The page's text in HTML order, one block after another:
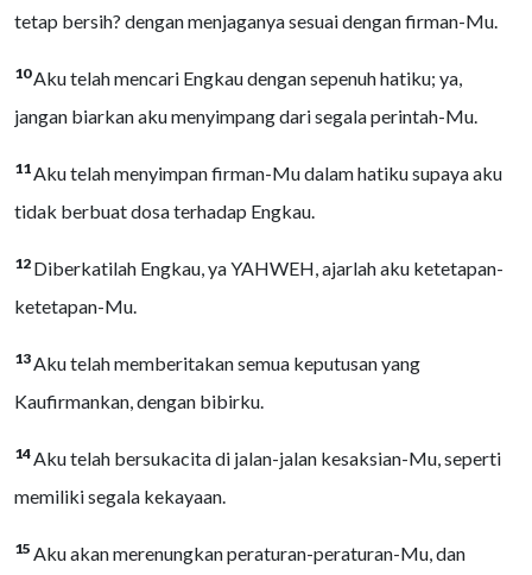
tetap bersih? dengan menjaganya sesuai dengan firman-Mu.
10Aku telah mencari Engkau dengan sepenuh hatiku; ya,
jangan biarkan aku menyimpang dari segala perintah-Mu.
11Aku telah menyimpan firman-Mu dalam hatiku supaya aku
tidak berbuat dosa terhadap Engkau.
12 Diberkatilah Engkau, ya YAHWEH, ajarlah aku ketetapan-
ketetapan-Mu.
13Aku telah memberitakan semua keputusan yang
Kaufirmankan, dengan bibirku.
14Aku telah bersukacita di jalan-jalan kesaksian-Mu, seperti
memiliki segala kekayaan.
15 Aku akan merenungkan peraturan-peraturan-Mu, dan